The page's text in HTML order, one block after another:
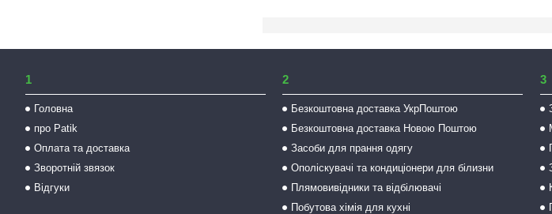
1
Головна
про Patik
Оплата та доставка
Зворотній звязок
Відгуки
2
Безкоштовна доставка УкрПоштою
Безкоштовна доставка Новою Поштою
Засоби для прання одягу
Ополіскувачі та кондиціонери для білизни
Плямовивідники та відбілювачі
Побутова хімія для кухні
3